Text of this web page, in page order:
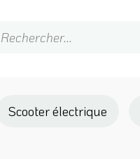
Scooter électrique